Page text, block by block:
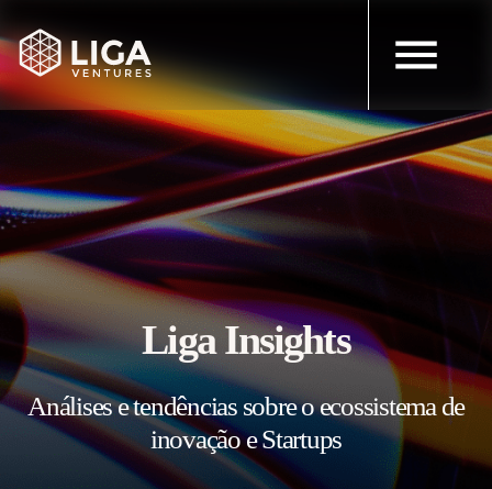
Liga Insights
Análises e tendências sobre o ecossistema de
inovação e Startups